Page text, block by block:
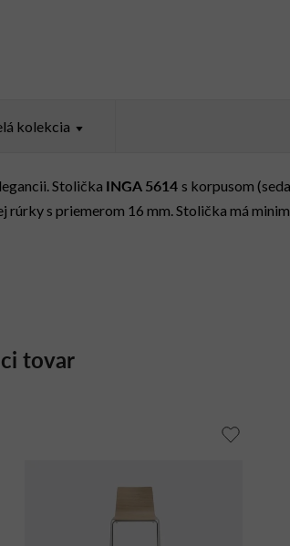
kolekcia
Stolička INGA 5614 s korpusom
s priemerom 16 mm. Stolička má
tovar